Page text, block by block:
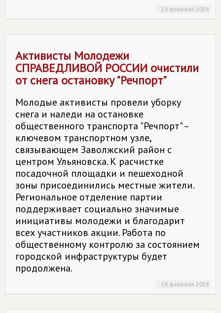
23 февраля 2026
Активисты Молодежи
СПРАВЕДЛИВОЙ РОССИИ очистили
от снега остановку "Речпорт"
Молодые активисты провели уборку
снега и наледи на остановке
общественного транспорта "Речпорт" –
ключевом транспортном узле,
связывающем Заволжский район с
центром Ульяновска. К расчистке
посадочной площадки и пешеходной
зоны присоединились местные жители.
Региональное отделение партии
поддерживает социально значимые
инициативы молодежи и благодарит
всех участников акции. Работа по
общественному контролю за состоянием
городской инфраструктуры будет
продолжена.
18 февраля 2026